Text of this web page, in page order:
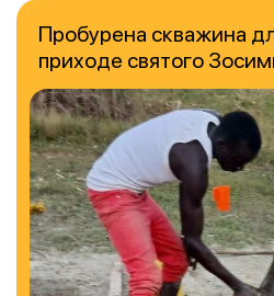
Пробурена скважина
приходе святого